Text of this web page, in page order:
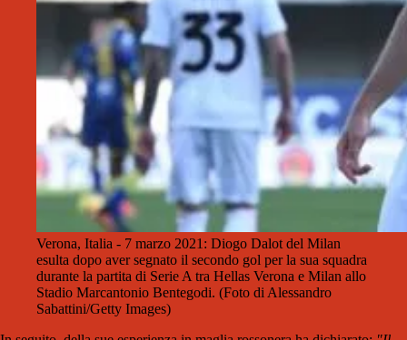
Verona, Italia - 7 marzo 2021: Diogo Dalot del Milan
esulta dopo aver segnato il secondo gol per la sua squadra
durante la partita di Serie A tra Hellas Verona e Milan allo
Stadio Marcantonio Bentegodi. (Foto di Alessandro
Sabattini/Getty Images)